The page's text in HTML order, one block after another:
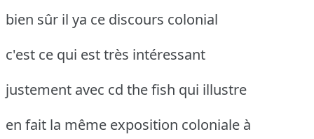
bien sûr il ya ce discours colonial
c'est ce qui est très intéressant
justement avec cd the fish qui illustre
en fait la même exposition coloniale à